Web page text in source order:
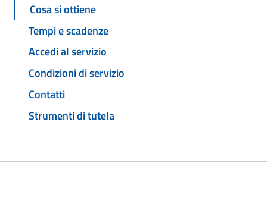
Cosa si ottiene
Tempi e scadenze
Accedi al servizio
Condizioni di servizio
Contatti
Strumenti di tutela